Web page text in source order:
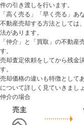
件の引き渡しを行います。
「高く売る」「早く売る」あ
不動産売却する方法としては
法があります。
「仲介」と「買取」の不動
す。
売却査定依頼をしてから残金
す。
売却価格の違いも特徴として
について詳しく見ていきまし
仲介の場合